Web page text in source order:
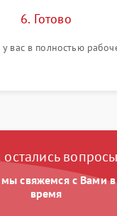
6. Готово
вас в полностью
остались
мы свяжемся с Вами
время